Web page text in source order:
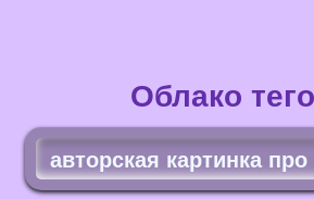
Облако
авторская картинка про